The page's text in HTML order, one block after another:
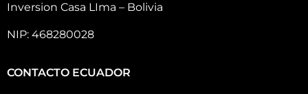
Inversion Casa LIma – Bolivia
NIP: 468280028
CONTACTO ECUADOR